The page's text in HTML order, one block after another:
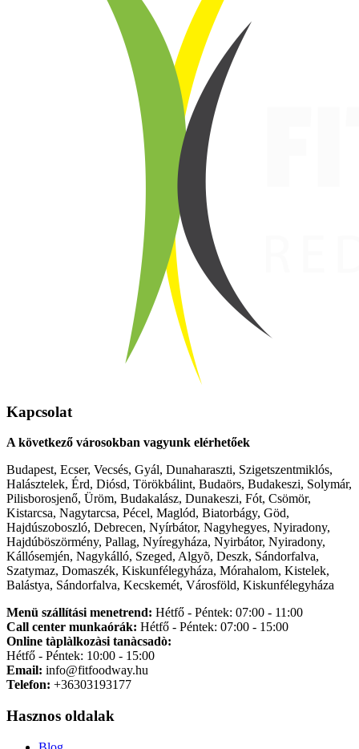
Kapcsolat
A következő városokban vagyunk elérhetőek
Budapest, Ecser, Vecsés, Gyál, Dunaharaszti, Szigetszentmiklós,
Halásztelek, Érd, Diósd, Törökbálint, Budaörs, Budakeszi, Solymár,
Pilisborosjenő, Üröm, Budakalász, Dunakeszi, Fót, Csömör,
Kistarcsa, Nagytarcsa, Pécel, Maglód, Biatorbágy, Göd,
Hajdúszoboszló, Debrecen, Nyírbátor, Nagyhegyes, Nyiradony,
Hajdúböszörmény, Pallag, Nyíregyháza, Nyirbátor, Nyiradony,
Kállósemjén, Nagykálló, Szeged, Algyõ, Deszk, Sándorfalva,
Szatymaz, Domaszék, Kiskunfélegyháza, Mórahalom, Kistelek,
Balástya, Sándorfalva, Kecskemét, Városföld, Kiskunfélegyháza
Menü szállítási menetrend: Hétfő - Péntek: 07:00 - 11:00
Call center munkaórák: Hétfő - Péntek: 07:00 - 15:00
Online tàplàlkozàsi tanàcsadò:
Hétfő - Péntek: 10:00 - 15:00
Email: info@fitfoodway.hu
Telefon: +36303193177
Hasznos oldalak